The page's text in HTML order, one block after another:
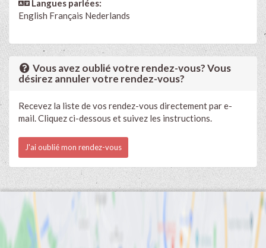
Langues parlées:
English Français Nederlands
Vous avez oublié votre rendez-vous? Vous
désirez annuler votre rendez-vous?
Recevez la liste de vos rendez-vous directement par e-
mail. Cliquez ci-dessous et suivez les instructions.
J'ai oublié mon rendez-vous